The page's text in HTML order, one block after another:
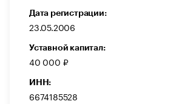
Дата регистрации:
23.05.2006
Уставной капитал:
40 000 ₽
ИНН:
6674185528